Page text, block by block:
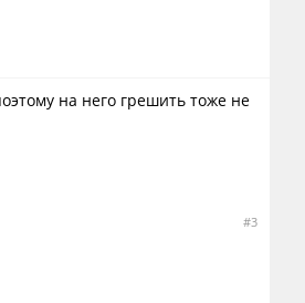
на него грешить тоже не
#3